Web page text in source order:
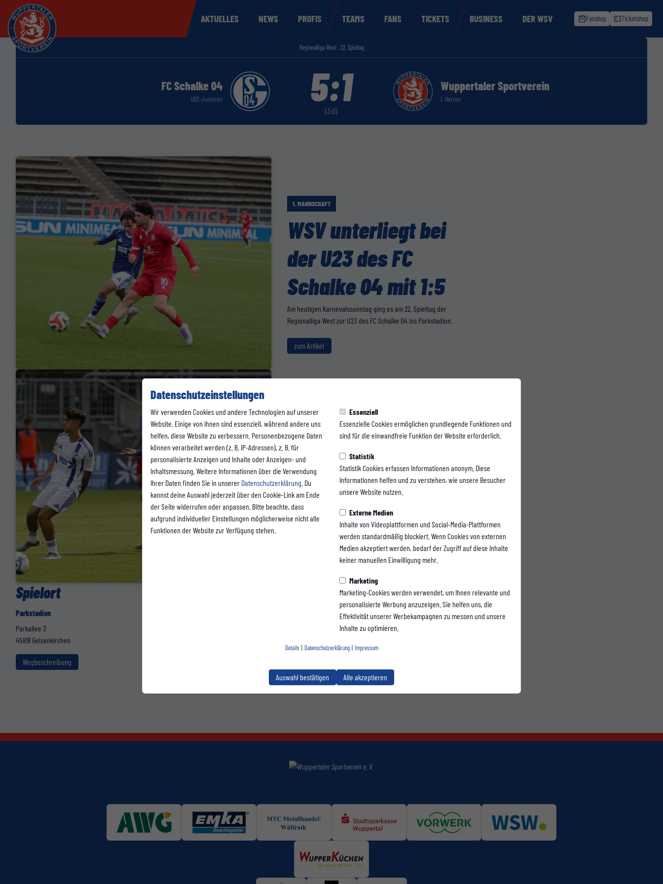
Datenschutzeinstellungen
Wir verwenden Cookies und andere Technologien auf unserer
Website. Einige von ihnen sind essenziell, während andere uns
helfen, diese Website zu verbessern. Personenbezogene Daten
können verarbeitet werden (z. B. IP-Adressen), z. B. für
personalisierte Anzeigen und Inhalte oder Anzeigen- und
Inhaltsmessung. Weitere Informationen über die Verwendung
Ihrer Daten finden Sie in unserer Datenschutzerklärung . Du
kannst deine Auswahl jederzeit über den Cookie-Link am Ende
der Seite widerrufen oder anpassen. Bitte beachte, dass
aufgrund individueller Einstellungen möglicherweise nicht alle
Funktionen der Website zur Verfügung stehen.
Essenziell
Essenzielle Cookies ermöglichen grundlegende Funktionen und
sind für die einwandfreie Funktion der Website erforderlich.
Statistik
Statistik Cookies erfassen Informationen anonym. Diese
Informationen helfen und zu verstehen, wie unsere Besucher
unsere Website nutzen.
Externe Medien
Inhalte von Videoplattformen und Social-Media-Plattformen
werden standardmäßig blockiert. Wenn Cookies von externen
Medien akzeptiert werden, bedarf der Zugriff auf diese Inhalte
keiner manuellen Einwilligung mehr.
Marketing
Marketing-Cookies werden verwendet, um Ihnen relevante und
personalisierte Werbung anzuzeigen. Sie helfen uns, die
Effektivität unserer Werbekampagnen zu messen und unsere
Inhalte zu optimieren.
Details | Datenschutzerklärung | Impressum
Auswahl bestätigen Alle akzeptieren
AKTUELLES NEWS PROFIS TEAMS FANS TICKETS BUSINESS DER WSV Fanshop Ticketshop
Regionalliga West , 22. Spieltag
FC Schalke 04
U23-Junioren 5:1
(3:0)
Wuppertaler Sportverein
1. Herren
1. MANNSCHAFT
WSV unterliegt bei
der U23 des FC
Schalke 04 mit 1:5
Am heutigen Karnevalssonntag ging es am 22. Spieltag der
Regionalliga West zur U23 des FC Schalke 04 ins Parkstadion.
zum Artikel
FANS
Auswärts bei Schalke
04 U23 – Faninfos für
Sonntag
Am kommenden Sonntag sind wir zu Gast bei der U23 des FC Schalke
04 im Parkstadion. Anstoß ist um 14:00 Uhr.
Spielort
Parkstadion
Parkallee 3
45891 Gelsenkirchen
Wegbeschreibung